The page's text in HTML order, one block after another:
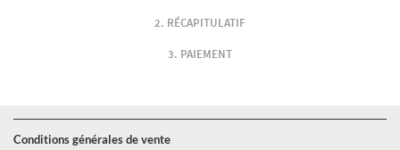
RÉCAPITULATIF
PAIEMENT
Conditions générales de vente